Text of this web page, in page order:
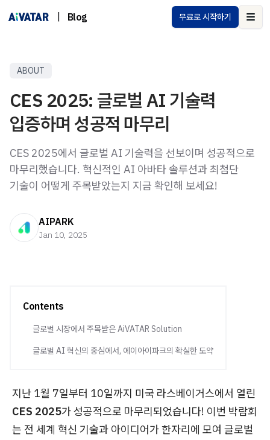
Blog 무료로 시작하기
ABOUT
CES 2025: 글로벌 AI 기술력
입증하며 성공적 마무리
CES 2025에서 글로벌 AI 기술력을 선보이며 성공적으로
마무리했습니다. 혁신적인 AI 아바타 솔루션과 최첨단
기술이 어떻게 주목받았는지 지금 확인해 보세요!
AIPARK
Jan 10, 2025
Contents
글로벌 시장에서 주목받은 AiVATAR Solution
글로벌 AI 혁신의 중심에서, 에이아이파크의 확실한 도약
지난 1월 7일부터 10일까지 미국 라스베이거스에서 열린
CES 2025가 성공적으로 마무리되었습니다! 이번 박람회
는 전 세계 혁신 기술과 아이디어가 한자리에 모여 글로벌